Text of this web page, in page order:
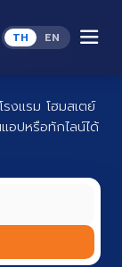
TH EN
ภัย กับ
แรม โฮมสเตย์
อปหรือทักไลน์ได้